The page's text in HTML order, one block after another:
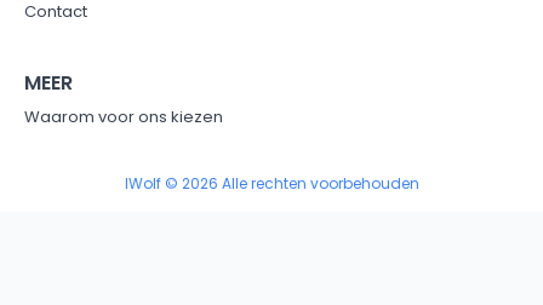
Contact
MEER
Waarom voor ons kiezen
IWolf © 2026 Alle rechten voorbehouden